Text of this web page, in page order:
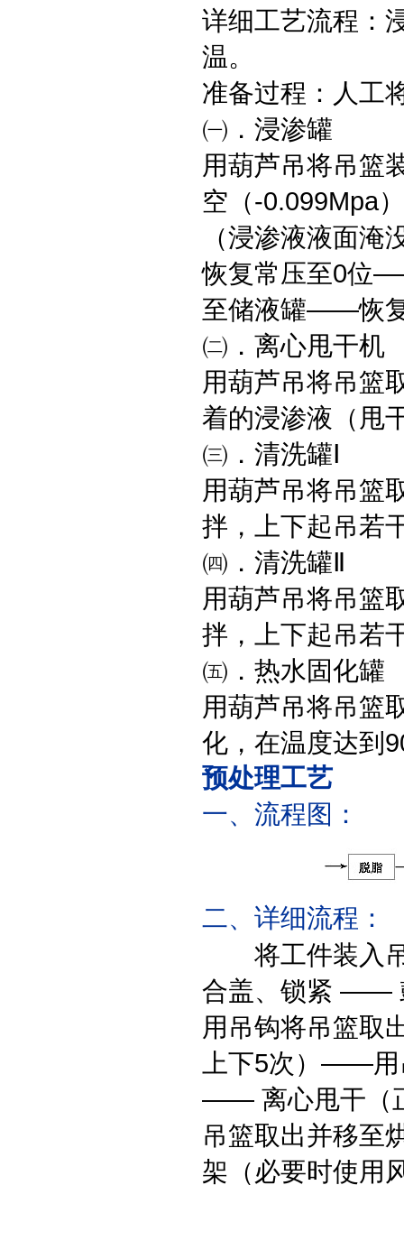
详细工艺流程：
温。
准备过程：人工
㈠．浸渗罐
用葫芦吊将吊
空（-0.099Mpa
（浸渗液液面
恢复常压至0位
至储液罐——恢
㈡．离心甩干机
用葫芦吊将吊篮
着的浸渗液（甩
㈢．清洗罐Ⅰ
用葫芦吊将吊篮
拌，上下起吊若
㈣．清洗罐Ⅱ
用葫芦吊将吊篮
拌，上下起吊若
㈤．热水固化罐
用葫芦吊将吊篮
化，在温度达到
预处理工艺
一、流程图：
二、详细流程：
将工件装入
合盖、锁紧 ——
用吊钩将吊篮取
上下5次）——
—— 离心甩干（
吊篮取出并移
架（必要时使